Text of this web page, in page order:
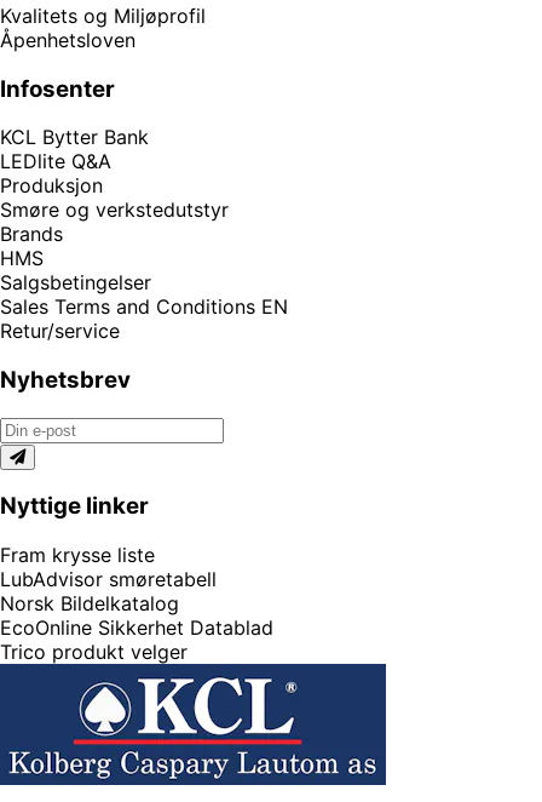
Kvalitets og Miljøprofil
Åpenhetsloven
Infosenter
KCL Bytter Bank
LEDlite Q&A
Produksjon
Smøre og verkstedutstyr
Brands
HMS
Salgsbetingelser
Sales Terms and Conditions EN
Retur/service
Nyhetsbrev
Nyttige linker
Fram krysse liste
LubAdvisor smøretabell
Norsk Bildelkatalog
EcoOnline Sikkerhet Datablad
Trico produkt velger